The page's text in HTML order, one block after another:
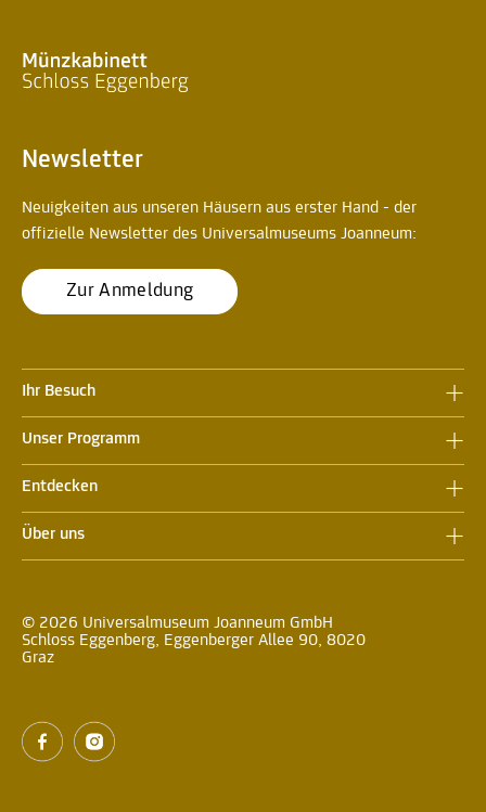
Newsletter
Neuigkeiten aus unseren Häusern aus erster Hand - der
offizielle Newsletter des Universalmuseums Joanneum:
Zur Anmeldung
Ihr Besuch
Unser Programm
Entdecken
Über uns
© 2026 Universalmuseum Joanneum GmbH
Schloss Eggenberg, Eggenberger Allee 90, 8020
Graz